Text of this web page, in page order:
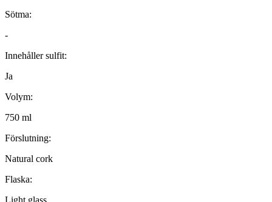
Sötma:
-
Innehåller sulfit:
Ja
Volym:
750 ml
Förslutning:
Natural cork
Flaska: